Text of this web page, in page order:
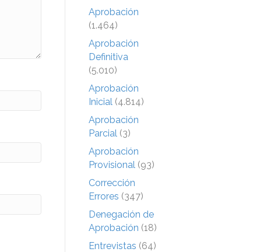
Aprobación
(1.464)
Aprobación
Definitiva
(5.010)
Aprobación
Inicial (4.814)
Aprobación
Parcial (3)
Aprobación
Provisional (93)
Corrección
Errores (347)
Denegación de
Aprobación (18)
Entrevistas (64)